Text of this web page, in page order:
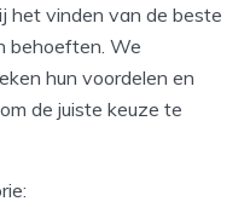
het vinden van de beste
behoeften. We
hun voordelen en
de juiste keuze te